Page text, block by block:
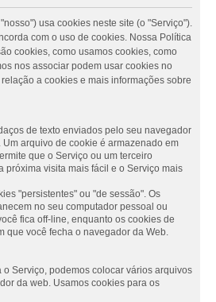
usa cookies neste site (o "Serviço").
com o uso de cookies. Nossa Política
cookies, como usamos cookies, como
nos associar podem usar cookies no
a cookies e mais informações sobre
de texto enviados pelo seu navegador
arquivo de cookie é armazenado em
que o Serviço ou um terceiro
próxima visita mais fácil e o Serviço mais
"persistentes" ou "de sessão". Os
no seu computador pessoal ou
fica off-line, enquanto os cookies de
que você fecha o navegador da Web.
Serviço, podemos colocar vários arquivos
da web. Usamos cookies para os